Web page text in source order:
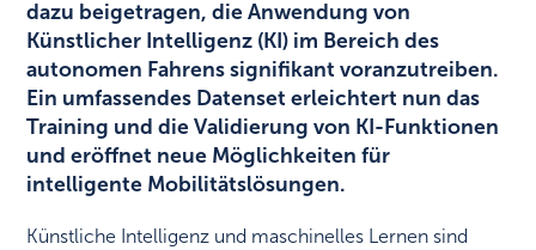
dazu beigetragen, die Anwendung von
Künstlicher Intelligenz (KI) im Bereich des
autonomen Fahrens signifikant voranzutreiben.
Ein umfassendes Datenset erleichtert nun das
Training und die Validierung von KI-Funktionen
und eröffnet neue Möglichkeiten für
intelligente Mobilitätslösungen.
Künstliche Intelligenz und maschinelles Lernen sind